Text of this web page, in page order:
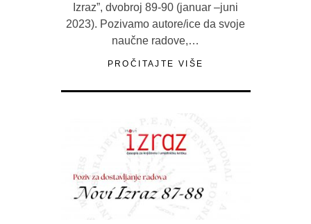
Izraz”, dvobroj 89-90 (januar –juni
2023). Pozivamo autore/ice da svoje
naučne radove,…
PROČITAJTE VIŠE